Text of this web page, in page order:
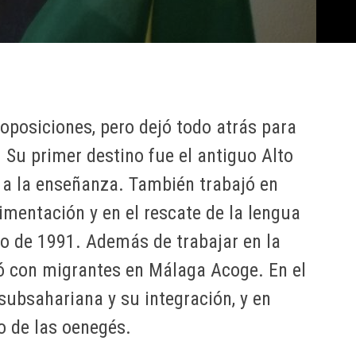
pero dejó todo atrás para
primer destino fue el antiguo Alto
la enseñanza. También trabajó en
y en el rescate de la lengua
de 1991. Además de trabajar en la
migrantes en Málaga Acoge. En el
y su integración, y en
las oenegés.